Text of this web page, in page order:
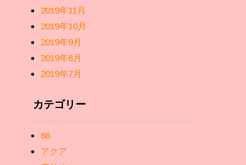
2019年11月
2019年10月
2019年9月
2019年8月
2019年7月
カテゴリー
86
アクア